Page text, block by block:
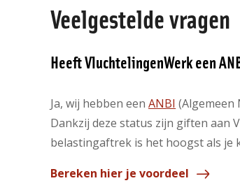
Veelgestelde vragen
Heeft VluchtelingenWerk een
Ja, wij hebben eenANBI (Algemeen
Dankzij deze status zijn giften aan
belastingaftrek is het hoogst als je
Bereken hier je voordeel